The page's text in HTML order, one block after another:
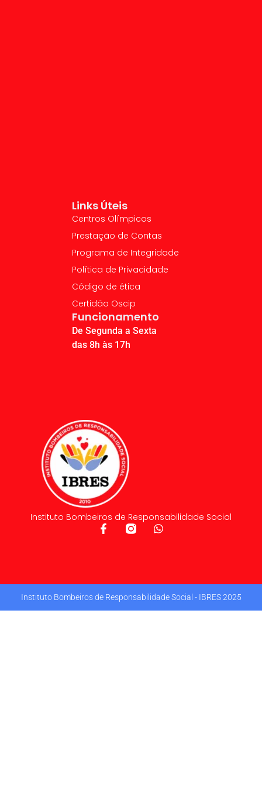
Instituto Bombeiros de Responsabilidade Social
Links Úteis
Centros Olímpicos
Prestação de Contas
Programa de Integridade
Política de Privacidade
Código de ética
Certidão Oscip
Funcionamento
De Segunda a Sexta
das 8h às 17h
Instituto Bombeiros de Responsabilidade Social - IBRES 2025